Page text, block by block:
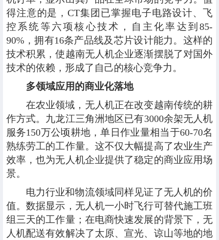
得注意的是，CT集团已掌握电子电路设计、飞
控系统等六项核心技术，自主化率达到85-
90%，拥有16条产品线及芯片设计能力。这样的
技术积累，使越南无人机企业逐渐摆脱了对国外
技术的依赖，形成了自己的核心竞争力。
多领域应用的商业化落地
在农业领域，无人机正在改变越南传统的耕
作方式。九龙江三角洲地区已有3000余架无人机
服务150万公顷耕地，单日作业量相当于60-70名
熟练劳工的工作量。这不仅大幅提高了农业生产
效率，也为无人机企业提供了稳定的商业应用场
景。
电力行业和物流领域同样见证了无人机的价
值。数据显示，无人机一小时飞行可替代施工班
组三天的工作量；在电商快速发展的背景下，无
人机配送有效解决了太原、宣光、谅山等地的地